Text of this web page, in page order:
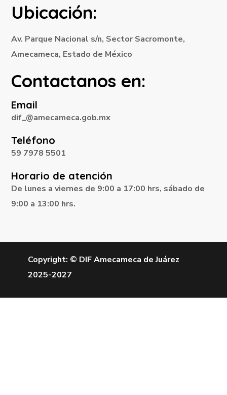
Ubicación:
Av. Parque Nacional s/n, Sector Sacromonte,
Amecameca, Estado de México
Contactanos en:
Email
dif_@amecameca.gob.mx
Teléfono
59 7978 5501
Horario de atención
De lunes a viernes de 9:00 a 17:00 hrs, sábado de
9:00 a 13:00 hrs.
Copyright: © DIF Amecameca de Juárez
2025-2027